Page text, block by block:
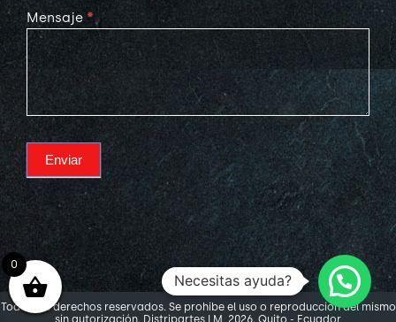
Mensaje *
Enviar
Todos los derechos reservados. Se prohibe el uso o reproducción del mismo
sin autorización. Distripartes LM, 2026. Quito - Ecuador
0
Necesitas ayuda?